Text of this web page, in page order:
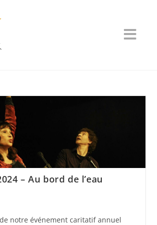
– Au bord de l’eau
notre événement caritatif annuel